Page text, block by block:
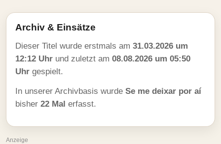
Archiv & Einsätze
Dieser Titel wurde erstmals am 31.03.2026 um
12:12 Uhr und zuletzt am 08.08.2026 um 05:50
Uhr gespielt.
In unserer Archivbasis wurde Se me deixar por aí
bisher 22 Mal erfasst.
Anzeige